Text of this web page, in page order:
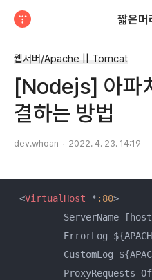
짧은머
웹서버/Apache || Tomcat
[Nodejs] 아파
결하는 방법
dev.whoan 2022. 4. 23. 14:19
<VirtualHost * :80>
ServerName
ErrorLog
CustomLog
ProxyRequests